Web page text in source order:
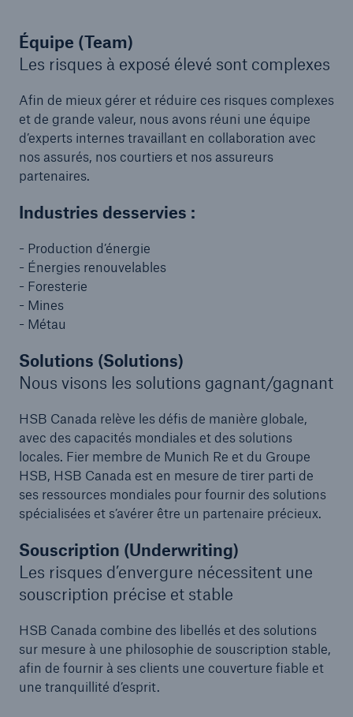
Équipe (Team)
Les risques à exposé élevé sont complexes
Afin de mieux gérer et réduire ces risques complexes
et de grande valeur, nous avons réuni une équipe
d’experts internes travaillant en collaboration avec
nos assurés, nos courtiers et nos assureurs
partenaires.
Industries desservies :
- Production d’énergie
- Énergies renouvelables
- Foresterie
- Mines
- Métau
Solutions (Solutions)
Nous visons les solutions gagnant/gagnant
HSB Canada relève les défis de manière globale,
avec des capacités mondiales et des solutions
locales. Fier membre de Munich Re et du Groupe
HSB, HSB Canada est en mesure de tirer parti de
ses ressources mondiales pour fournir des solutions
spécialisées et s’avérer être un partenaire précieux.
Souscription (Underwriting)
Les risques d’envergure nécessitent une
souscription précise et stable
HSB Canada combine des libellés et des solutions
sur mesure à une philosophie de souscription stable,
afin de fournir à ses clients une couverture fiable et
une tranquillité d’esprit.